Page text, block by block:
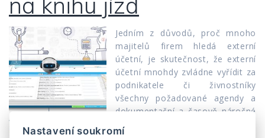
Jedním z důvodů, proč mnoho
majitelů firem hledá externí
účetní, je skutečnost, že externí
účetní mnohdy zvládne vyřídit za
podnikatele či živnostníky
všechny požadované agendy a
dokumentační a časově náročné
náležitosti, jakými je třeba i
Nastavení soukromí